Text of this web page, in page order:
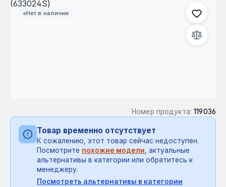
Нет в наличии
Номер продукта: 119036
Товар временно отсутствует
К сожалению, этот товар сейчас недоступен.
Посмотрите похожие модели, актуальные
альтернативы в категории или обратитесь к
менеджеру.
Посмотреть альтернативы в категории